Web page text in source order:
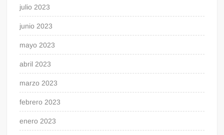
julio 2023
junio 2023
mayo 2023
abril 2023
marzo 2023
febrero 2023
enero 2023